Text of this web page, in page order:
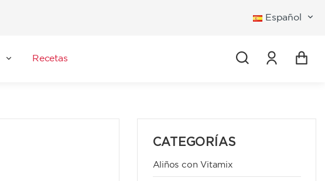
Español
Recetas Iniciar
CATEGORÍAS
Aliños con Vitamix